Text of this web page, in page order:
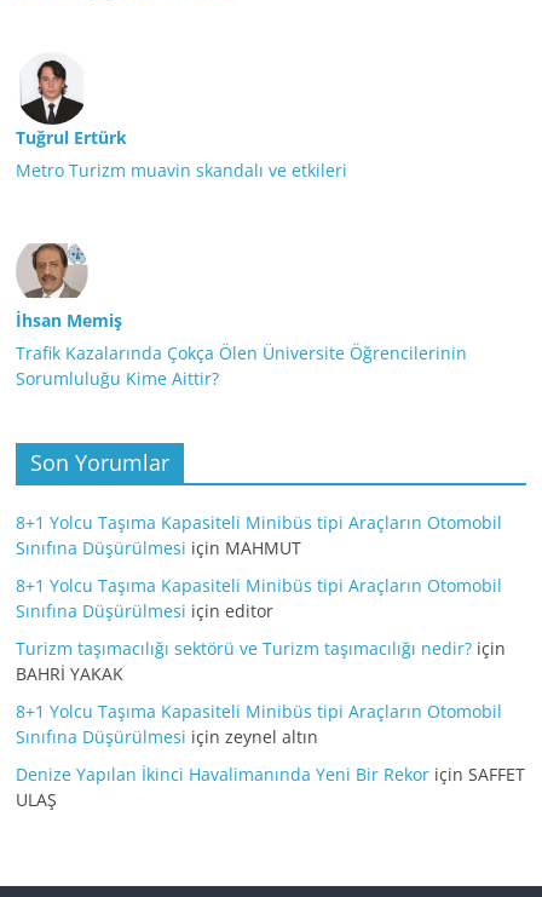
Tuğrul Ertürk
Metro Turizm muavin skandalı ve etkileri
İhsan Memiş
Trafik Kazalarında Çokça Ölen Üniversite Öğrencilerinin
Sorumluluğu Kime Aittir?
Son Yorumlar
8+1 Yolcu Taşıma Kapasiteli Minibüs tipi Araçların Otomobil
Sınıfına Düşürülmesi için MAHMUT
8+1 Yolcu Taşıma Kapasiteli Minibüs tipi Araçların Otomobil
Sınıfına Düşürülmesi içineditor
Turizm taşımacılığı sektörü ve Turizm taşımacılığı nedir? için
BAHRİ YAKAK
8+1 Yolcu Taşıma Kapasiteli Minibüs tipi Araçların Otomobil
Sınıfına Düşürülmesi içinzeynel altın
Denize Yapılan İkinci Havalimanında Yeni Bir Rekor içinSAFFET
ULAŞ